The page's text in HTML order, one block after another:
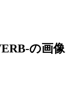
の画像